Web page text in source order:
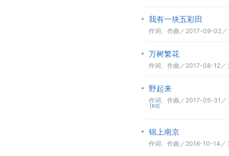
我有一块五彩田
作词、作曲 ／ 2017-09-02
万树繁花
作词、作曲 ／ 2017-08-12 ／
野起来
作词、作曲 ／ 2017-05-31
[63]
锦上南京
作词、作曲 ／ 2016-10-14 ／